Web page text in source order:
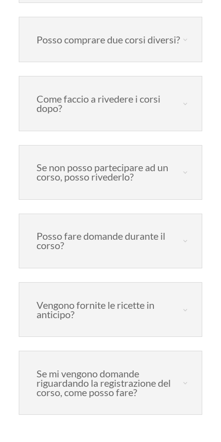
Posso comprare due corsi diversi?
Come faccio a rivedere i corsi
dopo?
Se non posso partecipare ad un
corso, posso rivederlo?
Posso fare domande durante il
corso?
Vengono fornite le ricette in
anticipo?
Se mi vengono domande
riguardando la registrazione del
corso, come posso fare?